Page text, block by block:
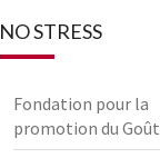
NO STRESS
Fondation pour la
promotion du Goût